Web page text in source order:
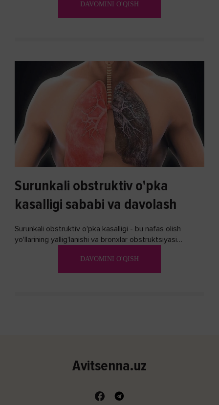
biron bir usuli bormi?DAVOMINI O'QISH
Surunkali obstruktiv o'pka
kasalligi sababi va davolash
Surunkali obstruktiv o'pka kasalligi - bu nafas olish
yo'llarining yallig'lanishi va bronxlar obstruktsiyasi
DAVOMINI O'QISH
Avitsenna.uz